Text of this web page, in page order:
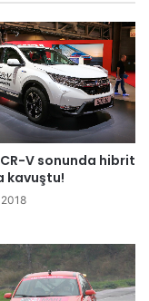
V sonunda hibrit
kavuştu!